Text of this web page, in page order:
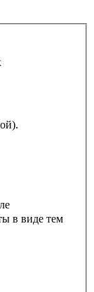
в виде тем